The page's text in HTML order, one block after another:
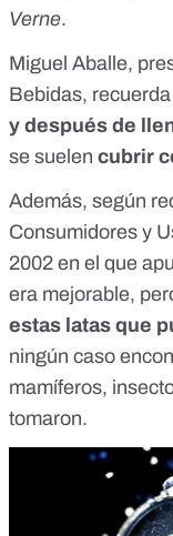
Verne.
Miguel Aballe,
Bebidas,
y después de
se suelen cubrir
Además, según
Consumidores y
2002 en el que
era mejorable,
estas latas que
ningún caso
mamíferos,
tomaron.